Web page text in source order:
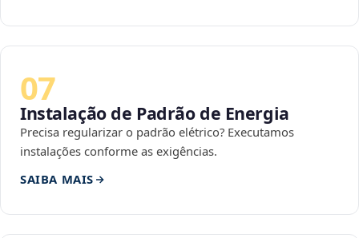
07
Instalação de Padrão de Energia
Precisa regularizar o padrão elétrico? Executamos
instalações conforme as exigências.
SAIBA MAIS